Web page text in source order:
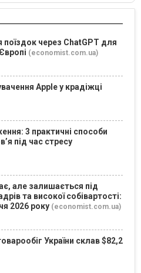
через ChatGPT для
(economist.com.ua)
Apple у крадіжці
3 практичні способи
під час стресу
але залишається під
та високої собівартості:
2026 року (economist.com.ua)
України склав $82,2